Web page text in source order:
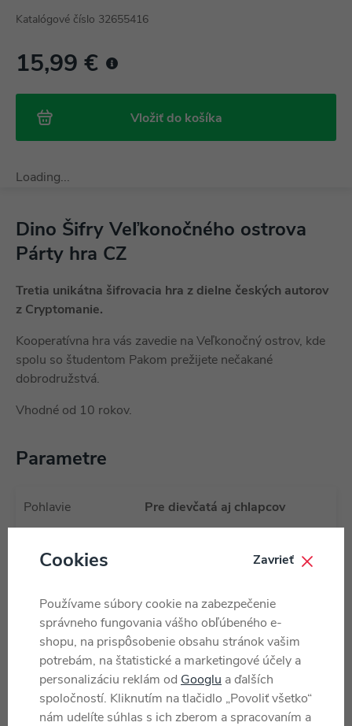
Katalógové číslo 32655416
15,99 €
Vložiť do košíka
Loading...
Dino Šifry Veľkonočného ostrova
Párty hra CZ
Tretia unikátna šifrovacia hra z dielne českých autorov
z Cryptomanie.
Kooperatívna hra vás zavedie na Veľkonočný ostrov, kde
spolu so študentom Pakom prežijete nečakané
dobrodružstvá.
Vhodné od 10 rokov.
Parametre
Pohlavie Pre dievčatá aj chlapcov
Jazyk
Typ balenia Škatuľa
Vek od 10 rokov
Krajina pôvodu CZ
Výrobca / Dodávateľ Dino (všetky produkty)
Katalógové číslo 32655416
Cookies Zavrieť
Používame súbory cookie na zabezpečenie
správneho fungovania vášho obľúbeného e-
shopu, na prispôsobenie obsahu stránok vašim
potrebám, na štatistické a marketingové účely a
personalizáciu reklám od Googlu a ďalších
spoločností. Kliknutím na tlačidlo „Povoliť všetko“
nám udelíte súhlas s ich zberom a spracovaním a